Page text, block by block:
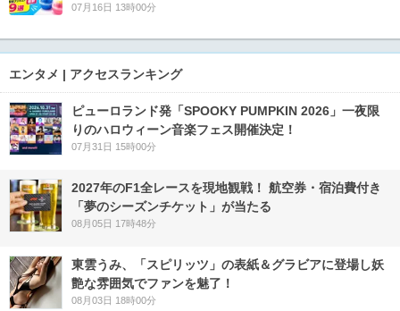
07月16日 13時00分
エンタメ | アクセスランキング
ピューロランド発「SPOOKY PUMPKIN 2026」一夜限
りのハロウィーン音楽フェス開催決定！
07月31日 15時00分
2027年のF1全レースを現地観戦！ 航空券・宿泊費付き
「夢のシーズンチケット」が当たる
08月05日 17時48分
東雲うみ、「スピリッツ」の表紙＆グラビアに登場し妖
艶な雰囲気でファンを魅了！
08月03日 18時00分